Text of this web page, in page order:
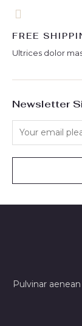
FREE
Ultrices dolor
Newsletter
Pulvinar